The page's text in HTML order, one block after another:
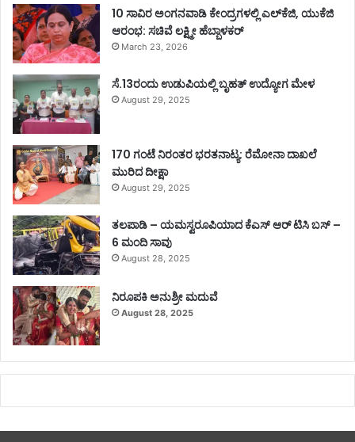
10 ಸಾವಿರ ಅಂಗನವಾಡಿ ಕೇಂದ್ರಗಳಲ್ಲಿ ಎಲ್‌ಕೆಜಿ, ಯುಕೆಜಿ
ಆರಂಭ: ಸಚಿವೆ ಲಕ್ಷ್ಮೀ ಹೆಬ್ಬಾಳಕರ್
March 23, 2026
ಸೆ.13ರಂದು ಉಡುಪಿಯಲ್ಲಿ ಬೃಹತ್ ಉದ್ಯೋಗ ಮೇಳ
August 29, 2025
170 ಗಂಟೆ ನಿರಂತರ ಭರತನಾಟ್ಯ: ರೆಮೋನಾ ದಾಖಲೆ
ಮುರಿದ ದೀಕ್ಷಾ
August 29, 2025
ತಲಪಾಡಿ – ಯಮಸ್ವರೂಪಿಯಾದ ಕೆಎಸ್ ಆರ್ ಟಿಸಿ ಬಸ್ –
6 ಮಂದಿ ಸಾವು
August 28, 2025
ನಿರೂಪಕಿ ಅನುಶ್ರೀ ಮದುವೆ
August 28, 2025